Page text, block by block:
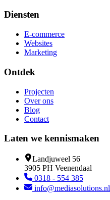
Diensten
E-commerce
Websites
Marketing
Ontdek
Projecten
Over ons
Blog
Contact
Laten we kennismaken
Landjuweel 56
3905 PH Veenendaal
0318 - 554 385
info@mediasolutions.nl